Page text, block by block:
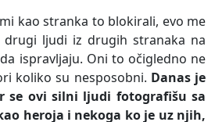
kao stranka to blokirali, evo me
ljudi iz drugih stranaka na
ispravljaju. Oni to očigledno ne
koliko su nesposobni. Danas je
se ovi silni ljudi fotografišu sa
heroja i nekoga ko je uz njih,